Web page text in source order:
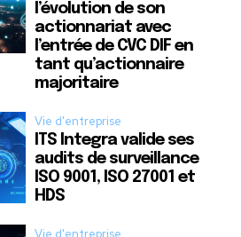
l’évolution de son
actionnariat avec
l’entrée de CVC DIF en
tant qu’actionnaire
majoritaire
Vie d'entreprise
ITS Integra valide ses
audits de surveillance
ISO 9001, ISO 27001 et
HDS